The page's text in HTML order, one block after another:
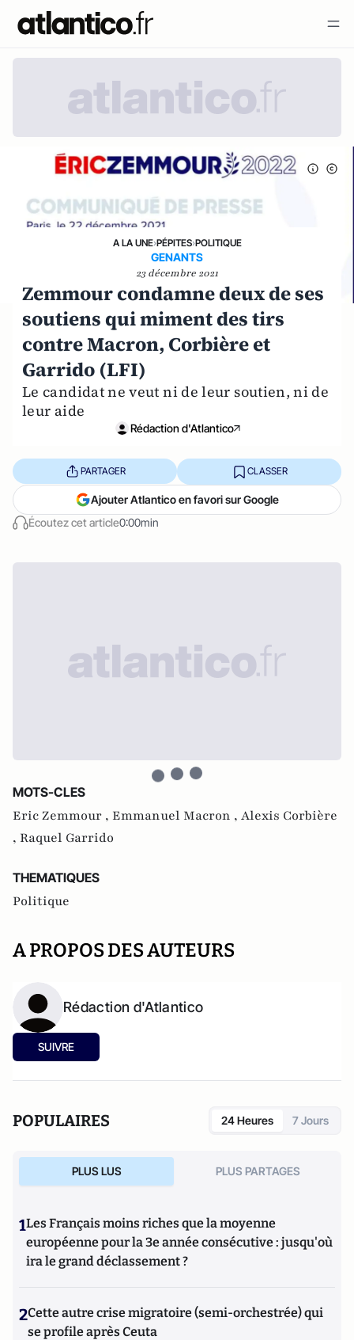
A LA UNE›PÉPITES›POLITIQUE
GENANTS
23 décembre 2021
Zemmour condamne deux de ses
soutiens qui miment des tirs
contre Macron, Corbière et
Garrido (LFI)
Le candidat ne veut ni de leur soutien, ni de
leur aide
Rédaction d'Atlantico
Écoutez cet article0:00min
PARTAGER CLASSER
Ajouter Atlantico en favori sur Google
MOTS-CLES
Eric Zemmour , Emmanuel Macron , Alexis Corbière
, Raquel Garrido
THEMATIQUES
Politique
A PROPOS DES AUTEURS
Rédaction d'Atlantico
SUIVRE
POPULAIRES 24 Heures 7 Jours
PLUS LUS PLUS PARTAGES
1Les Français moins riches que la moyenne
européenne pour la 3e année consécutive : jusqu'où
ira le grand déclassement ?
2Cette autre crise migratoire (semi-orchestrée) qui
se profile après Ceuta